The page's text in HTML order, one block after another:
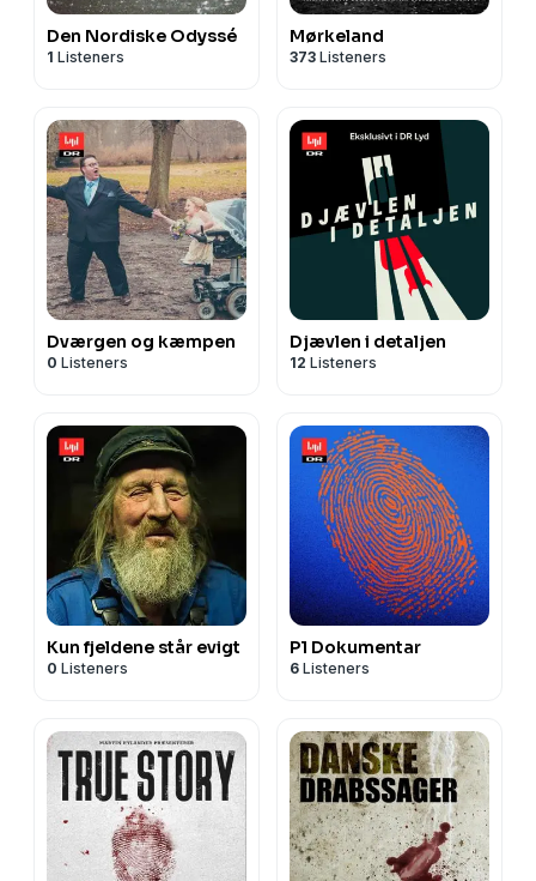
Den Nordiske Odyssé
1 Listeners
Mørkeland
373 Listeners
Dværgen og kæmpen
0 Listeners
Djævlen i detaljen
12 Listeners
Kun fjeldene står evigt
0 Listeners
P1 Dokumentar
6 Listeners